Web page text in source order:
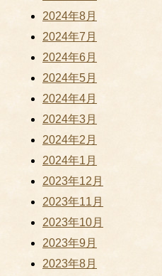
2024年8月
2024年7月
2024年6月
2024年5月
2024年4月
2024年3月
2024年2月
2024年1月
2023年12月
2023年11月
2023年10月
2023年9月
2023年8月